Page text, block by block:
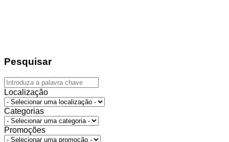
Pesquisar
Localização
Categorias
Promoções